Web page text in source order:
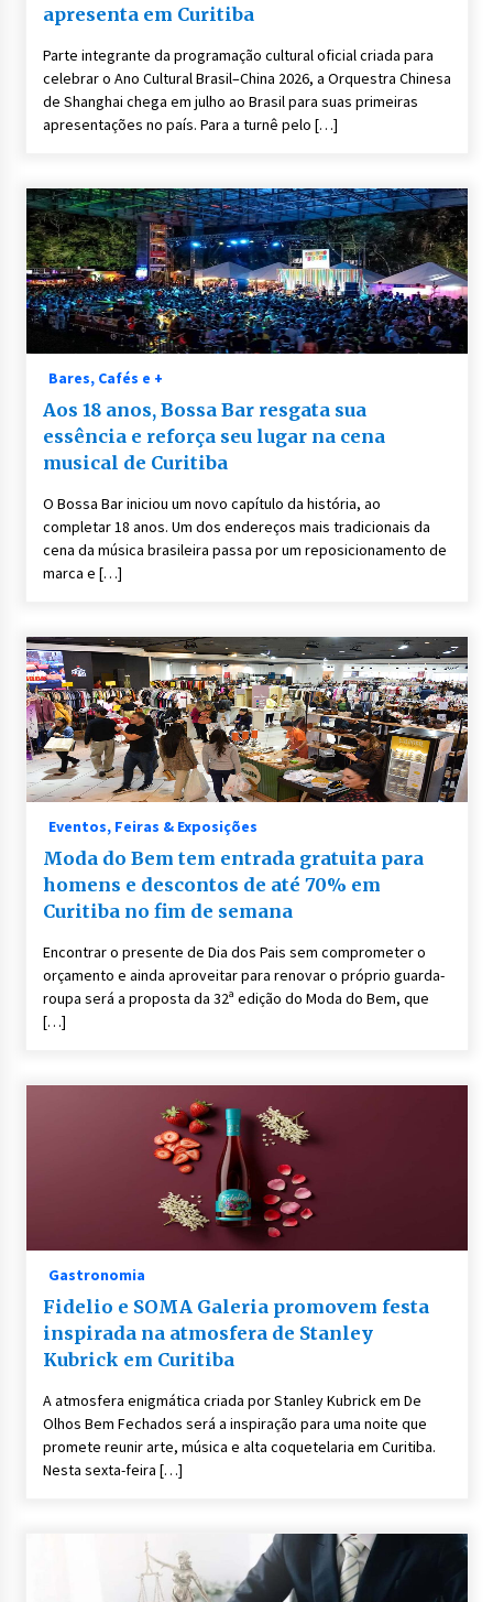
apresenta em Curitiba
Parte integrante da programação cultural oficial criada para
celebrar o Ano Cultural Brasil–China 2026, a Orquestra Chinesa
de Shanghai chega em julho ao Brasil para suas primeiras
apresentações no país. Para a turnê pelo […]
Bares, Cafés e +
Aos 18 anos, Bossa Bar resgata sua
essência e reforça seu lugar na cena
musical de Curitiba
O Bossa Bar iniciou um novo capítulo da história, ao
completar 18 anos. Um dos endereços mais tradicionais da
cena da música brasileira passa por um reposicionamento de
marca e […]
Eventos, Feiras & Exposições
Moda do Bem tem entrada gratuita para
homens e descontos de até 70% em
Curitiba no fim de semana
Encontrar o presente de Dia dos Pais sem comprometer o
orçamento e ainda aproveitar para renovar o próprio guarda-
roupa será a proposta da 32ª edição do Moda do Bem, que
[…]
Gastronomia
Fidelio e SOMA Galeria promovem festa
inspirada na atmosfera de Stanley
Kubrick em Curitiba
A atmosfera enigmática criada por Stanley Kubrick em De
Olhos Bem Fechados será a inspiração para uma noite que
promete reunir arte, música e alta coquetelaria em Curitiba.
Nesta sexta-feira […]